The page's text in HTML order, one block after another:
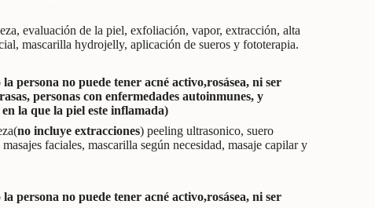
evaluación de la piel, exfoliación, vapor, extracción, alta
mascarilla hydrojelly, aplicación de sueros y fototerapia.
persona no puede tener acné activo,rosásea, ni ser
personas con enfermedades autoinmunes, y
la que la piel este inflamada)
no incluye extracciones) peeling ultrasonico, suero
faciales, mascarilla según necesidad, masaje capilar y
persona no puede tener acné activo,rosásea, ni ser